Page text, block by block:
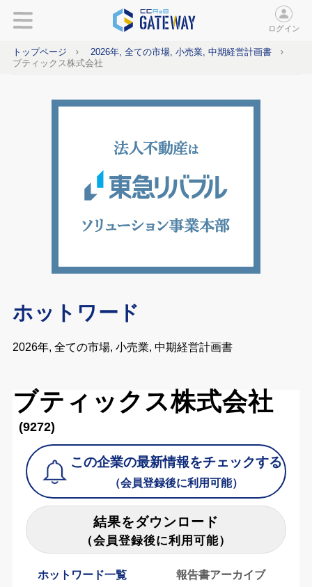
ログイン
トップページ
2026年, 全ての市場, 小売業, 中期経営計画書
ブティックス株式会社
ホットワード
2026年, 全ての市場, 小売業, 中期経営計画書
ブティックス株式会社
(9272)
この企業の最新情報をチェックする
（会員登録後に利用可能）
結果をダウンロード
（会員登録後に利用可能）
ホットワード一覧 報告書アーカイブ